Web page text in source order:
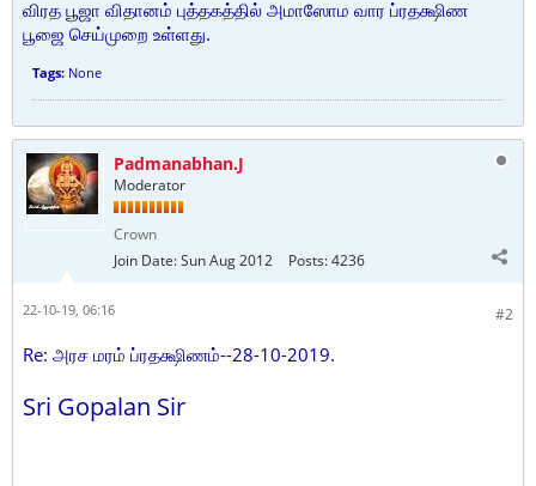
விரத பூஜா விதானம் புத்தகத்தில் அமாஸோம வார ப்ரதக்ஷிண
பூஜை செய்முறை உள்ளது.
Tags: None
Padmanabhan.J
Moderator
Crown
Join Date:Sun Aug 2012 Posts:4236
#2
22-10-19, 06:16
Re: அரச மரம் ப்ரதக்ஷிணம்--28-10-2019.
Sri Gopalan Sir